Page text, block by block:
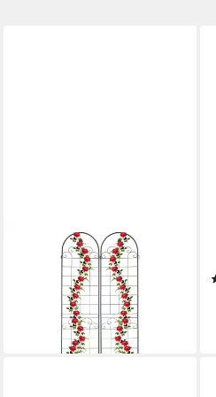
RELAXDAYS
Rankgitter im 2er Set 220
UVP99,99 €
in 3-4 Werktagen bei dir